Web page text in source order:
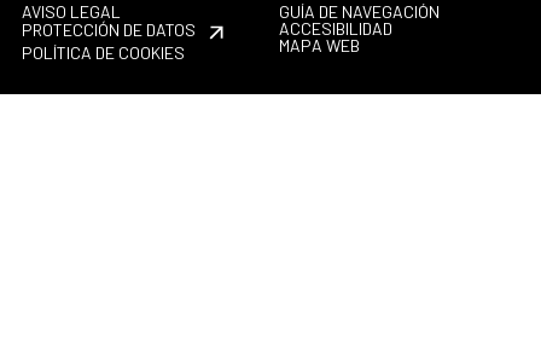
AVISO LEGAL
PROTECCIÓN DE DATOS
POLÍTICA DE COOKIES
GUÍA DE NAVEGACIÓN
ACCESIBILIDAD
MAPA WEB